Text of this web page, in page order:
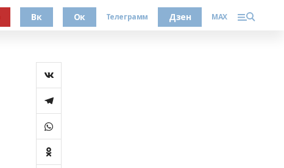
Вк Ок Телеграмм Дзен MAX